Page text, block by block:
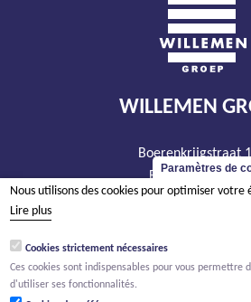
WILLEMEN
Boerenkrijgstraat
BE - 2800
tél +32 15 569
RPM Anvers,
Paramètres de
Nous utilisons des cookies pour optimiser
Lire plus
Cookies strictement nécessaires
Ces cookies sont indispensables pour vous permettre
d'utiliser ses fonctionnalités.